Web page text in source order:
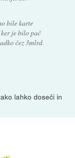
bile karte
je bilo pač
čez 3mlrd.
lahko doseči in